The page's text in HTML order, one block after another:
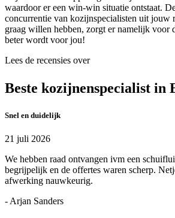
waardoor er een win-win situatie ontstaat.
concurrentie van kozijnspecialisten uit jouw
graag willen hebben, zorgt er namelijk voor
beter wordt voor jou!
Lees de recensies over
Beste kozijnenspecialist in
Snel en duidelijk
21 juli 2026
We hebben raad ontvangen ivm een
begrijpelijk en de offertes waren scherp.
afwerking nauwkeurig.
- Arjan Sanders